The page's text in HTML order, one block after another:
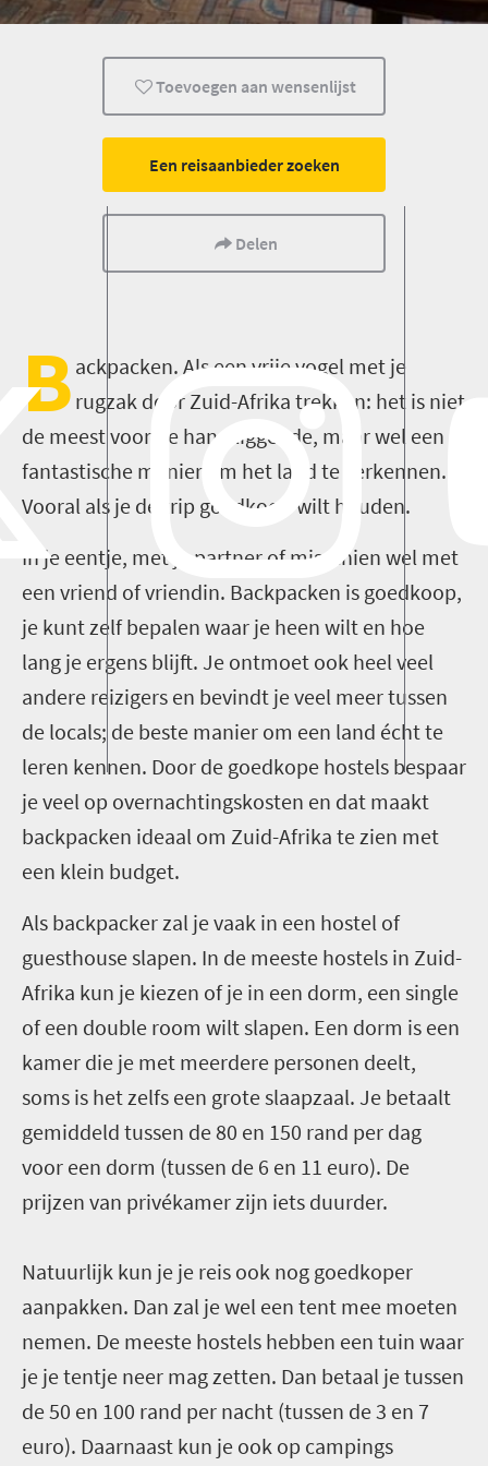
Routes Transport Activiteiten
Toevoegen aan wensenlijst
Een reisaanbieder zoeken
Delen
B ackpacken. Als een vrije vogel met je
rugzak door Zuid-Afrika trekken: het is niet
de meest voor de hand liggende, maar wel een
fantastische manier om het land te verkennen.
Vooral als je de trip goedkoop wilt houden.
In je eentje, met je partner of misschien wel met
een vriend of vriendin. Backpacken is goedkoop,
je kunt zelf bepalen waar je heen wilt en hoe
lang je ergens blijft. Je ontmoet ook heel veel
andere reizigers en bevindt je veel meer tussen
de locals; de beste manier om een land écht te
leren kennen. Door de goedkope hostels bespaar
je veel op overnachtingskosten en dat maakt
backpacken ideaal om Zuid-Afrika te zien met
een klein budget.
Als backpacker zal je vaak in een hostel of
guesthouse slapen. In de meeste hostels in Zuid-
Afrika kun je kiezen of je in een dorm, een single
of een double room wilt slapen. Een dorm is een
kamer die je met meerdere personen deelt,
soms is het zelfs een grote slaapzaal. Je betaalt
gemiddeld tussen de 80 en 150 rand per dag
voor een dorm (tussen de 6 en 11 euro). De
prijzen van privékamer zijn iets duurder.
Natuurlijk kun je je reis ook nog goedkoper
aanpakken. Dan zal je wel een tent mee moeten
nemen. De meeste hostels hebben een tuin waar
je je tentje neer mag zetten. Dan betaal je tussen
de 50 en 100 rand per nacht (tussen de 3 en 7
euro). Daarnaast kun je ook op campings